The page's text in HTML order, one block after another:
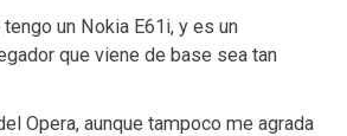
un Nokia E61i, y es un
que viene de base sea tan
Opera, aunque tampoco me agrada